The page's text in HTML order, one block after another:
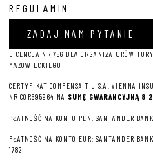
REGULAMIN
ZADAJ NAM PYTANIE
LICENCJA NR 756 DLA ORGANIZATORÓW
MAZOWIECKIEGO
CERTYFIKAT COMPENSA T U S.A. VIENNA
NR COR695964 NA SUMĘ GWARANCYJNĄ 8 2
PŁATNOŚĆ NA KONTO PLN: SANTANDER
PŁATNOŚĆ NA KONTO EUR: SANTANDER
1782